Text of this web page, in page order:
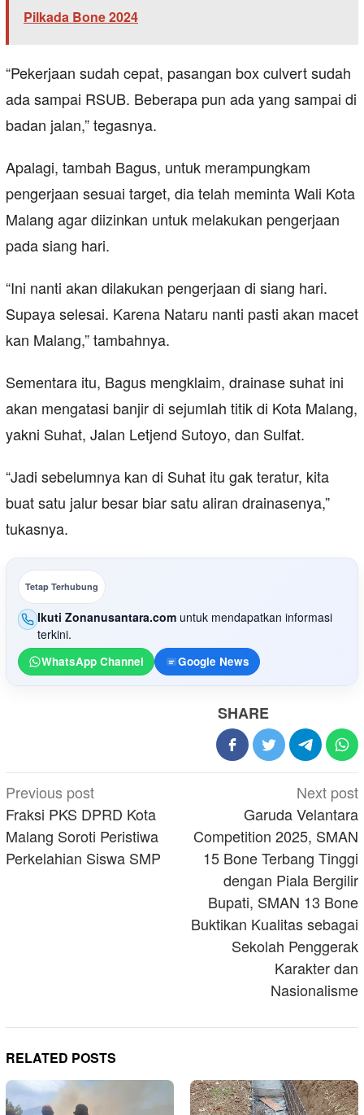
Pilkada Bone 2024
“Pekerjaan sudah cepat, pasangan box culvert sudah
ada sampai RSUB. Beberapa pun ada yang sampai di
badan jalan,” tegasnya.
Apalagi, tambah Bagus, untuk merampungkam
pengerjaan sesuai target, dia telah meminta Wali Kota
Malang agar diizinkan untuk melakukan pengerjaan
pada siang hari.
“Ini nanti akan dilakukan pengerjaan di siang hari.
Supaya selesai. Karena Nataru nanti pasti akan macet
kan Malang,” tambahnya.
Sementara itu, Bagus mengklaim, drainase suhat ini
akan mengatasi banjir di sejumlah titik di Kota Malang,
yakni Suhat, Jalan Letjend Sutoyo, dan Sulfat.
“Jadi sebelumnya kan di Suhat itu gak teratur, kita
buat satu jalur besar biar satu aliran drainasenya,”
tukasnya.
Tetap Terhubung
Ikuti Zonanusantara.com untuk mendapatkan informasi
terkini.
WhatsApp Channel Google News
SHARE
Post
navigation
Previous post
Fraksi PKS DPRD Kota
Malang Soroti Peristiwa
Perkelahian Siswa SMP
Next post
Garuda Velantara
Competition 2025, SMAN
15 Bone Terbang Tinggi
dengan Piala Bergilir
Bupati, SMAN 13 Bone
Buktikan Kualitas sebagai
Sekolah Penggerak
Karakter dan
Nasionalisme
RELATED POSTS